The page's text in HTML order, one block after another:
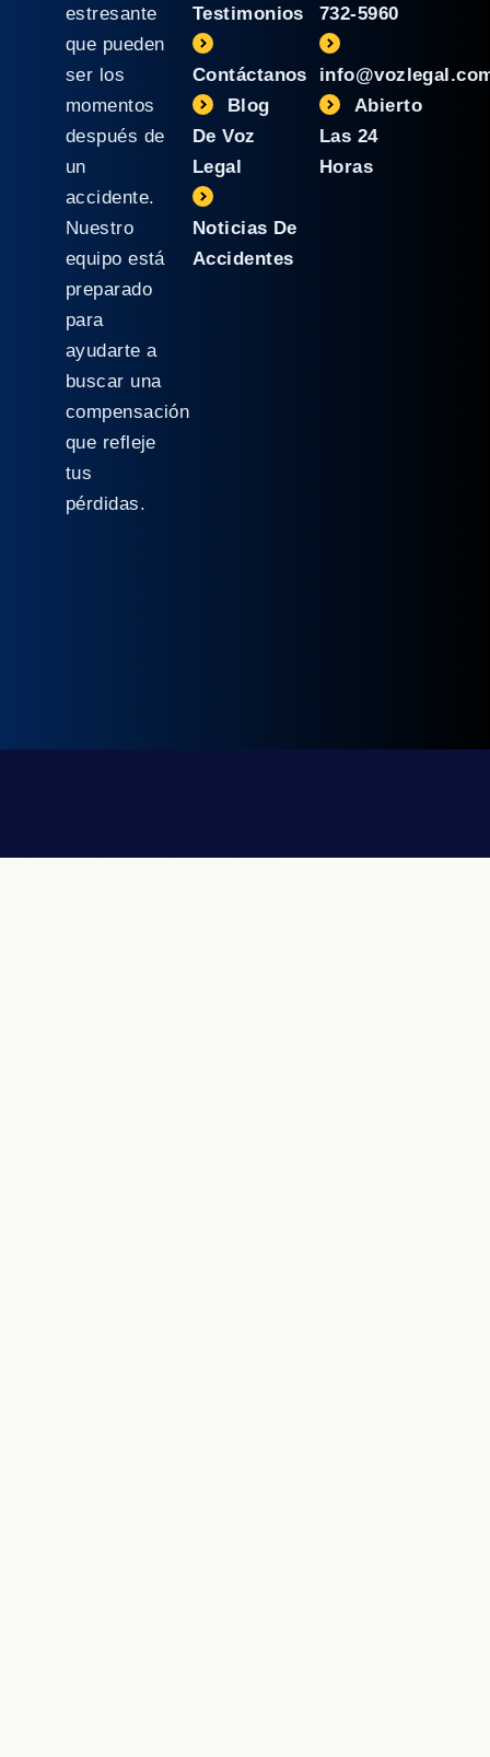
estresante
que pueden
ser los
momentos
después de
un
accidente.
Nuestro
equipo está
preparado
para
ayudarte a
buscar una
compensación
que refleje
tus
pérdidas.
Testimonios
Contáctanos
Blog
De Voz
Legal
Noticias De
Accidentes
732-5960
Abierto
Las 24
Horas